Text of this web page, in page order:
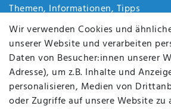
Themen, Informationen, Tipps
Jobs
Über uns
Kontakt
Datenschutz
AGB
FAQ
Batterieentsorgung
Wir verwenden Cookies und
unserer Website und verarbeiten
Daten von Besucher:innen unserer
Adresse), um z.B. Inhalte und
personalisieren, Medien von
oder Zugriffe auf unsere Website zu